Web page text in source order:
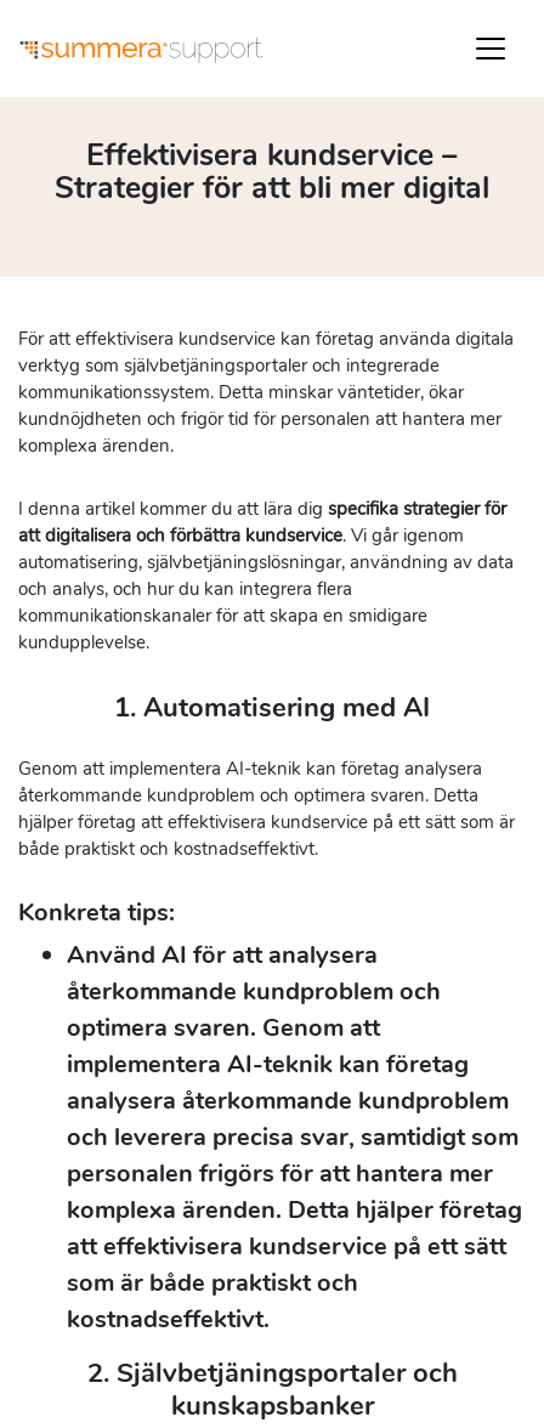
Effektivisera kundservice –
Strategier för att bli mer digital
För att effektivisera kundservice kan företag använda digitala
verktyg som självbetjäningsportaler och integrerade
kommunikationssystem. Detta minskar väntetider, ökar
kundnöjdheten och frigör tid för personalen att hantera mer
komplexa ärenden.
I denna artikel kommer du att lära dig specifika strategier för
att digitalisera och förbättra kundservice. Vi går igenom
automatisering, självbetjäningslösningar, användning av data
och analys, och hur du kan integrera flera
kommunikationskanaler för att skapa en smidigare
kundupplevelse.
1. Automatisering med AI
Genom att implementera AI-teknik kan företag analysera
återkommande kundproblem och optimera svaren. Detta
hjälper företag att effektivisera kundservice på ett sätt som är
både praktiskt och kostnadseffektivt.
Konkreta tips:
Använd AI för att analysera
återkommande kundproblem och
optimera svaren. Genom att
implementera AI-teknik kan företag
analysera återkommande kundproblem
och leverera precisa svar, samtidigt som
personalen frigörs för att hantera mer
komplexa ärenden. Detta hjälper företag
att effektivisera kundservice på ett sätt
som är både praktiskt och
kostnadseffektivt.
2. Självbetjäningsportaler och
kunskapsbanker